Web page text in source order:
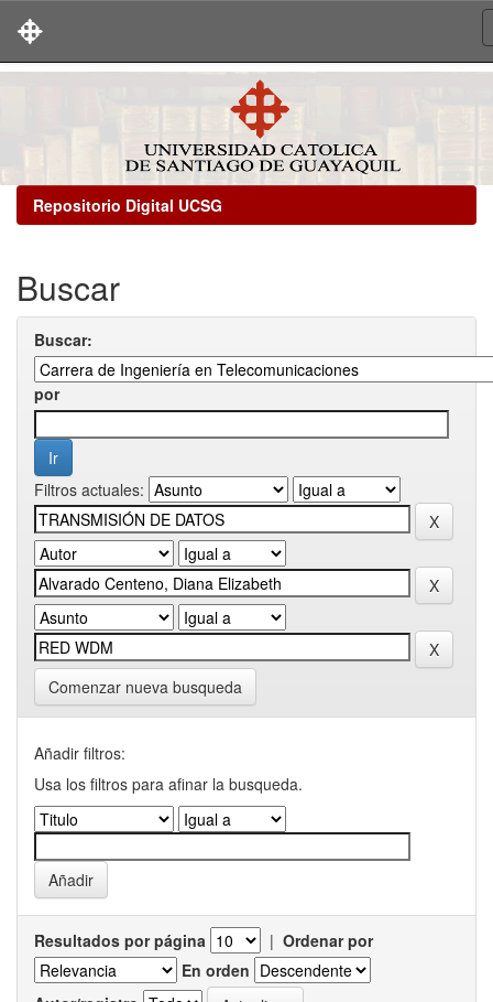
Repositorio Digital UCSG
Buscar
Buscar:
por
Filtros actuales:
Comenzar nueva busqueda
Añadir filtros:
Usa los filtros para afinar la busqueda.
Resultados por página | Ordenar por
En orden